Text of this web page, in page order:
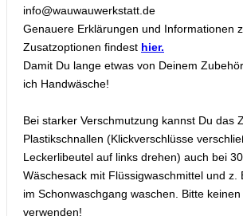
info@wauwauwerkstatt.de
Genauere Erklärungen und Informationen
Zusatzoptionen findest hier.
Damit Du lange etwas von Deinem
ich Handwäsche!
Bei starker Verschmutzung kannst Du das
Plastikschnallen (Klickverschlüsse
Leckerlibeutel auf links drehen) auch bei
Wäschesack mit Flüssigwaschmittel und z.
im Schonwaschgang waschen. Bitte
verwenden!